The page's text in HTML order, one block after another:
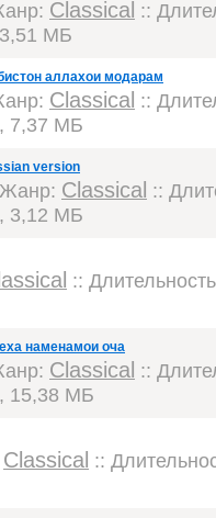
Classical ::
3,51 МБ
аллахои модарам
Classical ::
7,37 МБ
version
Classical ::
3,12 МБ
::
наменамои оча
Classical ::
15,38 МБ
Classical ::